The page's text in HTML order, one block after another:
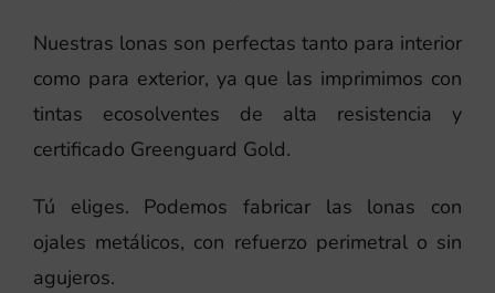
Nuestras lonas son perfectas tanto para interior
como para exterior, ya que las imprimimos con
tintas ecosolventes de alta resistencia y
certificado Greenguard Gold.
Tú eliges. Podemos fabricar las lonas con
ojales metálicos, con refuerzo perimetral o sin
agujeros.